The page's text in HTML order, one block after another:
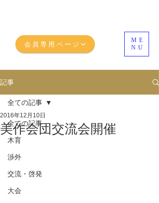
ME
NU
会員専用ページ
記事
全ての記事
木育
渉外
交流・啓発
大会
全ての記事
美作会団交流会開催
2016年12月10日